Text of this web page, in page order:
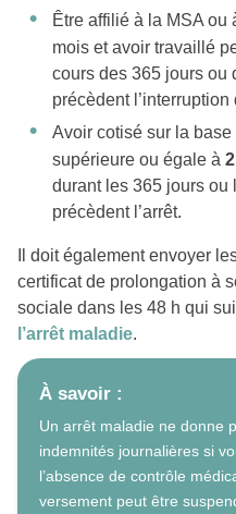
Être affilié à la MSA ou
mois et avoir travaillé
cours des 365 jours ou
précèdent l’interruption
Avoir cotisé sur la base
supérieure ou égale à
durant les 365 jours ou
précèdent l’arrêt.
Il doit également envoyer
certificat de prolongation à
sociale dans les 48 h qui
l’arrêt maladie.
À savoir :
Un arrêt maladie ne donne
indemnités journalières si
l’absence de contrôle
versement peut être